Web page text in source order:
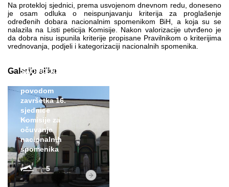
Na protekloj sjednici, prema usvojenom dnevnom redu, doneseno
je osam odluka o neispunjavanju kriterija za proglašenje
određenih dobara nacionalnim spomenikom BiH, a koja su se
nalazila na Listi peticija Komisije. Nakon valorizacije utvrđeno je
da dobra nisu ispunila kriterije propisane Pravilnikom o kriterijima
vrednovanja, podjeli i kategorizaciji nacionalnih spomenika.
Galerije slika
SAOPĆENJE ZA
povodom
završetka 16.
sjednice
Komisije za
očuvanje
nacionalnih
spomenika
5